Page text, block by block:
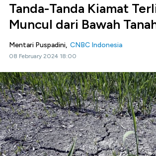
Tanda-Tanda Kiamat
Muncul dari Bawah
Mentari Puspadini, CNBC Indonesia
08 February 2024 18:00